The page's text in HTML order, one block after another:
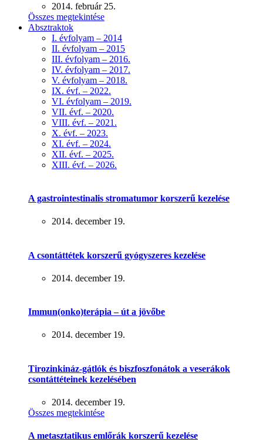
2014. február 25.
Összes megtekintése
Absztraktok
I. évfolyam – 2014
II. évfolyam – 2015
III. évfolyam – 2016.
IV. évfolyam – 2017.
V. évfolyam – 2018.
IX. évf. – 2022.
VI. évfolyam – 2019.
VII. évf. – 2020.
VIII. évf. – 2021.
X. évf. – 2023.
XI. évf. – 2024.
XII. évf. – 2025.
XIII. évf. – 2026.
A gastrointestinalis stromatumor korszerű kezelése
2014. december 19.
A csontáttétek korszerű gyógyszeres kezelése
2014. december 19.
Immun(onko)terápia – út a jövőbe
2014. december 19.
Tirozinkináz-gátlók és biszfoszfonátok a veserákok
csontáttéteinek kezelésében
2014. december 19.
Összes megtekintése
A metasztatikus emlőrák korszerű kezelése